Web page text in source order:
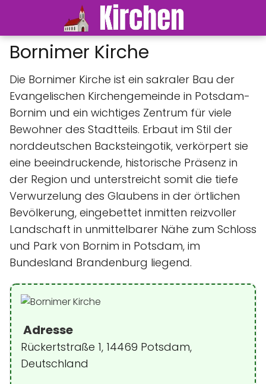
Bornimer Kirche
Die Bornimer Kirche ist ein sakraler Bau der
Evangelischen Kirchengemeinde in Potsdam-
Bornim und ein wichtiges Zentrum für viele
Bewohner des Stadtteils. Erbaut im Stil der
norddeutschen Backsteingotik, verkörpert sie
eine beeindruckende, historische Präsenz in
der Region und unterstreicht somit die tiefe
Verwurzelung des Glaubens in der örtlichen
Bevölkerung, eingebettet inmitten reizvoller
Landschaft in unmittelbarer Nähe zum Schloss
und Park von Bornim in Potsdam, im
Bundesland Brandenburg liegend.
Adresse
Rückertstraße 1, 14469 Potsdam,
Deutschland